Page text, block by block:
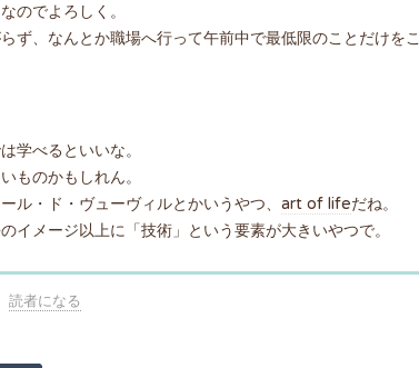
のでよろしく。
ず、なんとか職場へ行って午前中で最低限のことだけをこ
学べるといいな。
ものかもしれん。
ル・ド・ヴューヴィルとかいうやつ、 art of lifeだね。
イメージ以上に「技術」という要素が大きいやつで。
読者になる